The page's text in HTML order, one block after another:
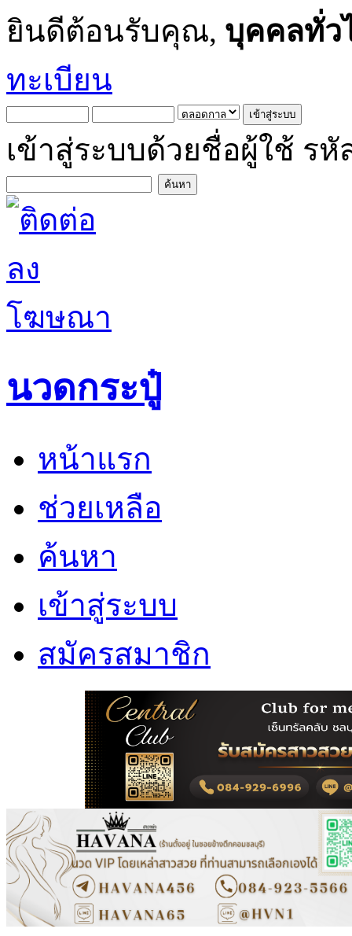
ยินดีต้อนรับคุณ, บุคคลทั่ว
ทะเบียน
เข้าสู่ระบบด้วยชื่อผู้ใช้ รหั
นวดกระปู๋
หน้าแรก
ช่วยเหลือ
ค้นหา
เข้าสู่ระบบ
สมัครสมาชิก